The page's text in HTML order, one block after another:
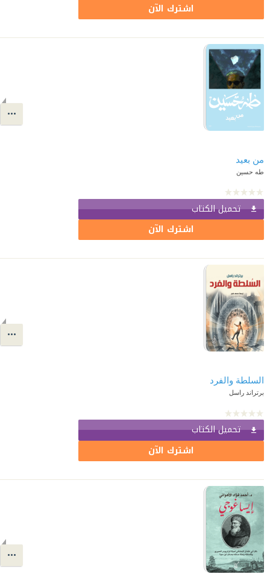
اشترك الآن
من بعيد
طه حسين
تحميل الكتاب
اشترك الآن
السلطة والفرد
برتراند راسل
تحميل الكتاب
اشترك الآن